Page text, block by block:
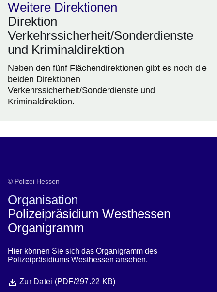
Weitere Direktionen
Direktion
Verkehrssicherheit/Sonderdienste
und Kriminaldirektion
Neben den fünf Flächendirektionen gibt es noch die
beiden Direktionen
Verkehrssicherheit/Sonderdienste und
Kriminaldirektion.
© Polizei Hessen
Organisation
Polizeipräsidium Westhessen
Organigramm
Hier können Sie sich das Organigramm des
Polizeipräsidiums Westhessen ansehen.
DateiZur Datei (PDF/297.22 KB)
Öffnet sich in einem neuen Fenster